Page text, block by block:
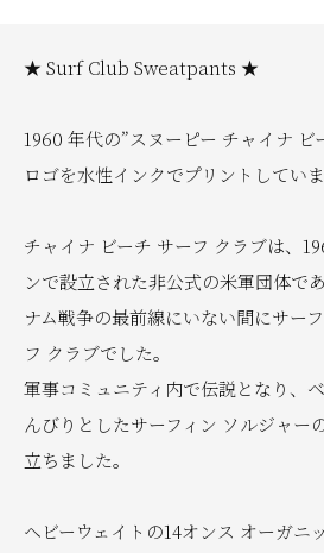
★ Surf Club Sweatpants ★
1960 年代の”スヌーピー チャイナ ビ
ロゴを水性インクでプリントしていま
チャイナ ビーチ サーフ クラブは、
ンで設立された非公式の米軍団体で
ナム戦争の最前線にいない間にサー
フ クラブでした。
軍事コミュニティ内で伝説となり、
んびりとしたサーフィン ソルジャー
立ちました。
ヘビーウェイトの14オンス オーガニ